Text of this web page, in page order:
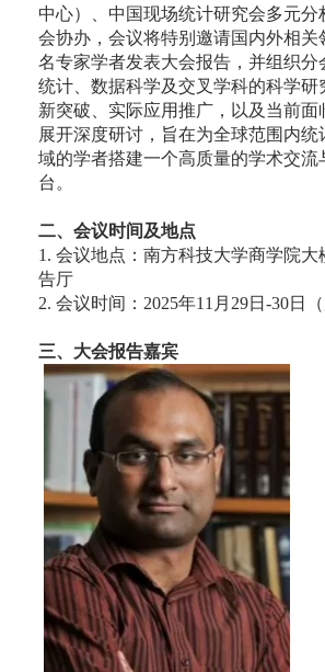
中心）、中国现场统计研究会多元分
会协办，会议将特别邀请国内外相关
名专家学者发表大会报告，并组织分
统计、数据科学及交叉学科的科学研
新突破、实际应用推广，以及当前面
展开深度研讨，旨在为全球范围内统
域的学者搭建一个高质量的学术交流
台。
二、会议时间及地点
1. 会议地点：南方科技大学商学院大
告厅
2. 会议时间：2025年11月29日-30日
三、大会报告嘉宾